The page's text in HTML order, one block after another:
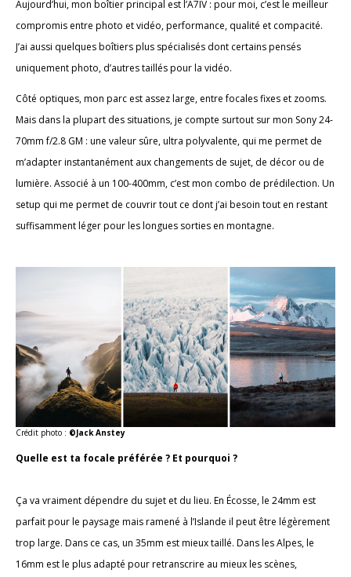
Aujourd’hui, mon boîtier principal est l’A7IV : pour moi, c’est le meilleur
compromis entre photo et vidéo, performance, qualité et compacité.
J’ai aussi quelques boîtiers plus spécialisés dont certains pensés
uniquement photo, d’autres taillés pour la vidéo.
Côté optiques, mon parc est assez large, entre focales fixes et zooms.
Mais dans la plupart des situations, je compte surtout sur mon Sony 24-
70mm f/2.8 GM : une valeur sûre, ultra polyvalente, qui me permet de
m’adapter instantanément aux changements de sujet, de décor ou de
lumière. Associé à un 100-400mm, c’est mon combo de prédilection. Un
setup qui me permet de couvrir tout ce dont j’ai besoin tout en restant
suffisamment léger pour les longues sorties en montagne.
Crédit photo : ©Jack Anstey
Quelle est ta focale préférée ? Et pourquoi ?
Ça va vraiment dépendre du sujet et du lieu. En Écosse, le 24mm est
parfait pour le paysage mais ramené à l’Islande il peut être légèrement
trop large. Dans ce cas, un 35mm est mieux taillé. Dans les Alpes, le
16mm est le plus adapté pour retranscrire au mieux les scènes,